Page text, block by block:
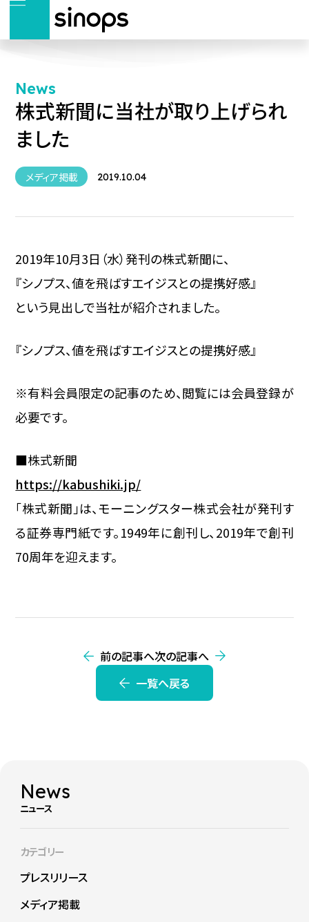
News
株式新聞に当社が取り上げられ
ました
メディア掲載 2019.10.04
2019年10月3日（水）発刊の株式新聞に、
『シノプス、値を飛ばす――エイジスとの提携好感』
という見出しで当社が紹介されました。
『シノプス、値を飛ばす――エイジスとの提携好感』
※有料会員限定の記事のため、閲覧には会員登録が
必要です。
■株式新聞
https://kabushiki.jp/
「株式新聞」は、モーニングスター株式会社が発刊す
る証券専門紙です。1949年に創刊し、2019年で創刊
70周年を迎えます。
前の記事へ次の記事へ
一覧へ戻る
News
ニュース
カテゴリー
プレスリリース
メディア掲載